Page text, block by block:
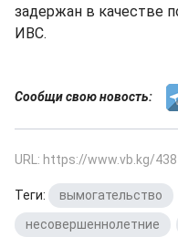
задержан в качестве
ИВС.
Сообщи свою новость:
URL: https://www.vb.kg/
Теги: вымогательство
несовершеннолетние